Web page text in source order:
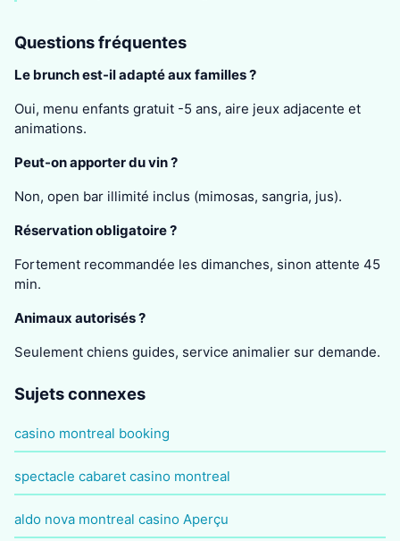
Questions fréquentes
Le brunch est-il adapté aux familles ?
Oui, menu enfants gratuit -5 ans, aire jeux adjacente et
animations.
Peut-on apporter du vin ?
Non, open bar illimité inclus (mimosas, sangria, jus).
Réservation obligatoire ?
Fortement recommandée les dimanches, sinon attente 45
min.
Animaux autorisés ?
Seulement chiens guides, service animalier sur demande.
Sujets connexes
casino montreal booking
spectacle cabaret casino montreal
aldo nova montreal casino Aperçu